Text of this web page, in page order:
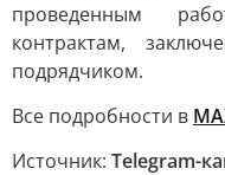
проведенным
контрактам,
подрядчиком.
Все подробности в
Источник: Telegram-